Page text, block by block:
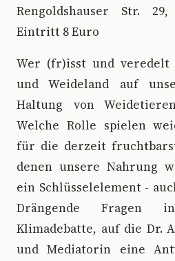
Rengoldshauser Str.
Eintritt 8 Euro
Wer (fr)isst und veredelt
und Weideland auf
Haltung von
Welche Rolle spielen
für die derzeit
denen unsere Nahrung
ein Schlüsselelement -
Drängende Fragen
Klimadebatte, auf die Dr.
und Mediatorin eine